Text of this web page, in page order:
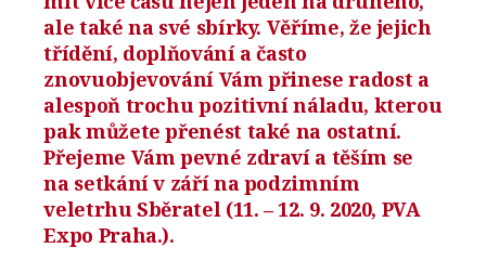
ale také na své sbírky. Věříme, že jejich
třídění, doplňování a často
znovuobjevování Vám přinese radost a
alespoň trochu pozitivní náladu, kterou
pak můžete přenést také na ostatní.
Přejeme Vám pevné zdraví a těším se
na setkání v září na podzimním
veletrhu Sběratel (11. – 12. 9. 2020, PVA
Expo Praha.).